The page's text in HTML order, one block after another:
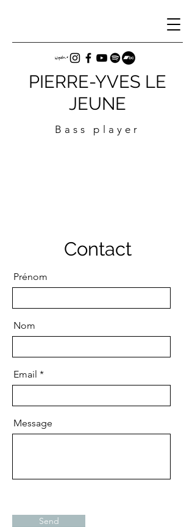
PIERRE-YVES LE
JEUNE
Bass player
Contact
Prénom
Nom
Email
Message
Send